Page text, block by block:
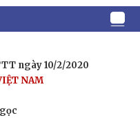
ngày 10/2/2020
NAM